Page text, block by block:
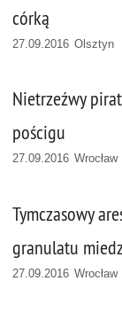
córką
27.09.2016 Olsztyn
Nietrzeźwy
pościgu
27.09.2016 Wrocław
Tymczasowy
granulatu
27.09.2016 Wrocław